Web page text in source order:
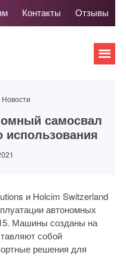
Контакты Отзывы
Новости
самосвал
использования
и Holcim Switzerland
автономных
Машины созданы на
собой
решения для